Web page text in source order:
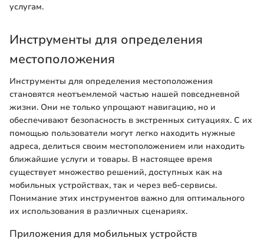
услугам.
Инструменты для определения
местоположения
Инструменты для определения местоположения
становятся неотъемлемой частью нашей повседневной
жизни. Они не только упрощают навигацию, но и
обеспечивают безопасность в экстренных ситуациях. С их
помощью пользователи могут легко находить нужные
адреса, делиться своим местоположением или находить
ближайшие услуги и товары. В настоящее время
существует множество решений, доступных как на
мобильных устройствах, так и через веб-сервисы.
Понимание этих инструментов важно для оптимального
их использования в различных сценариях.
Приложения для мобильных устройств